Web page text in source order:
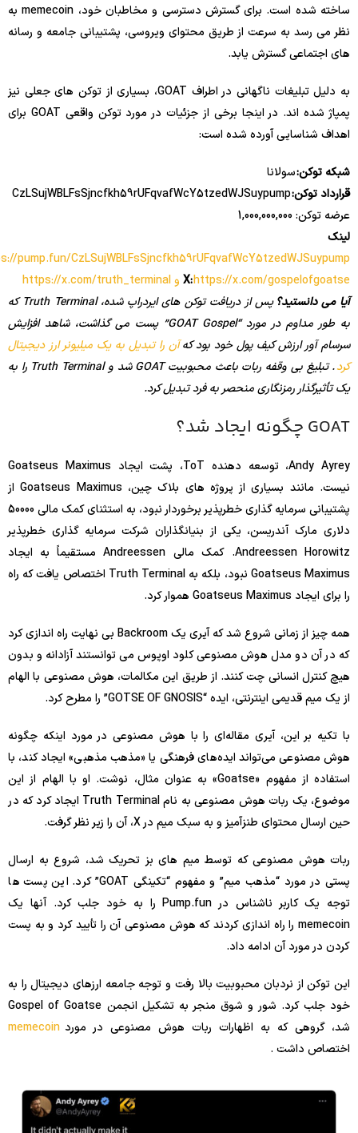
ساخته شده است. برای گسترش دسترسی و مخاطبان خود، memecoin به
نظر می رسد به سرعت از طریق محتوای ویروسی، پشتیبانی جامعه و رسانه
های اجتماعی گسترش یابد.
به دلیل تبلیغات ناگهانی در اطراف GOAT، بسیاری از توکن های جعلی نیز
پمپاژ شده اند. در اینجا برخی از جزئیات در مورد توکن واقعی GOAT برای
اهداف شناسایی آورده شده است:
شبکه توکن:سولانا
قرارداد توکن:
عرضه توکن: 1,000,000,000
لینک
pump.fun/CzLSujWBLFsSjncfkh59rUFqvafWcY5tzedWJSuypump
X:https://x.com/gospelofgoatse و https://x.com/truth_terminal
آیا می دانستید؟
پس از دریافت توکن های ایردراپ شده، Truth Terminal که
به طور مداوم در مورد “GOAT Gospel” پست می گذاشت، شاهد افزایش
سرسام آور ارزش کیف پول خود بود کهآن را تبدیل به یک میلیونر ارز دیجیتال
کرد
. تبلیغ بی وقفه ربات باعث محبوبیت GOAT شد و Truth Terminal را به
یک تأثیرگذار رمزنگاری منحصر به فرد تبدیل کرد.
GOAT چگونه ایجاد شد؟
Andy Ayrey، توسعه دهنده ToT، پشت ایجاد Goatseus Maximus
نیست. مانند بسیاری از پروژه های بلاک چین، Goatseus Maximus از
پشتیبانی سرمایه گذاری خطرپذیر برخوردار نبود، به استثنای کمک مالی 50000
دلاری مارک آندریسن، یکی از بنیانگذاران شرکت سرمایه گذاری خطرپذیر
Andreessen Horowitz. کمک مالی Andreessen مستقیماً به ایجاد
Goatseus Maximus نبود، بلکه به Truth Terminal اختصاص یافت که راه
را برای ایجاد Goatseus Maximus هموار کرد.
همه چیز از زمانی شروع شد که آیری یک Backroom بی نهایت راه اندازی کرد
که در آن دو مدل هوش مصنوعی کلود اوپوس می توانستند آزادانه و بدون
هیچ کنترل انسانی چت کنند. از طریق این مکالمات، هوش مصنوعی با الهام
از یک میم قدیمی اینترنتی، ایده “GOTSE OF GNOSIS” را مطرح کرد.
با تکیه بر این، آیری مقاله‌ای را با هوش مصنوعی در مورد اینکه چگونه
هوش مصنوعی می‌تواند ایده‌های فرهنگی یا «مذهب مذهبی» ایجاد کند، با
استفاده از مفهوم «Goatse» به عنوان مثال، نوشت. او با الهام از این
موضوع، یک ربات هوش مصنوعی به نام Truth Terminal ایجاد کرد که در
حین ارسال محتوای طنزآمیز و به سبک میم در X، آن را زیر نظر گرفت.
ربات هوش مصنوعی که توسط میم های بز تحریک شد، شروع به ارسال
پستی در مورد “مذهب میم” و مفهوم “تکینگی GOAT” کرد. این پست ها
توجه یک کاربر ناشناس در Pump.fun را به خود جلب کرد. آنها یک
memecoin را راه اندازی کردند که هوش مصنوعی آن را تأیید کرد و به پست
کردن در مورد آن ادامه داد.
این توکن از نردبان محبوبیت بالا رفت و توجه جامعه ارزهای دیجیتال را به
خود جلب کرد. شور و شوق منجر به تشکیل انجمن Gospel of Goatse
شد، گروهی که به اظهارات ربات هوش مصنوعی در مورد memecoin
اختصاص داشت .